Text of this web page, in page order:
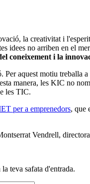
la creativitat i
idees no arriben en el
coneixement i la
aquest motiu
manera, les KIC no
les TIC.
per a emprenedors, que
Vendrell,
teva safata d'entrada.